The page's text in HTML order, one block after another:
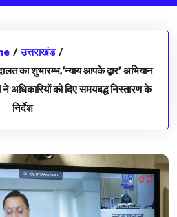
/ उत्तराखंड /
का शुभारम्भ,‘न्याय आपके द्वार’ अभियान
अधिकारियों को दिए समयबद्ध निस्तारण के
निर्देश